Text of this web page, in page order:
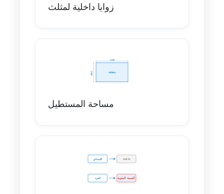
زوايا داخلية لمثلث
مساحة المستطيل